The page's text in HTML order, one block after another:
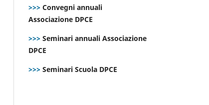
>>> Convegni annuali
Associazione DPCE
>>> Seminari annuali Associazione
DPCE
>>> Seminari Scuola DPCE